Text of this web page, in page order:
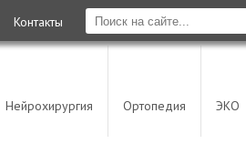
Контакты
Нейрохирургия Ортопедия ЭКО